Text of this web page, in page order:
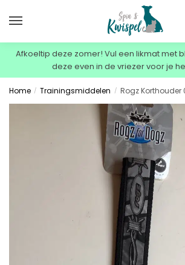
Afkoeltip deze zomer! Vul een likmat met
deze even in de vriezer voor je
Home / Trainingsmiddelen / Rogz